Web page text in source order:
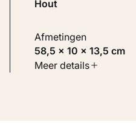
Hout
Afmetingen
58,5 × 10 × 13,5 cm
Soort werk
Meer details